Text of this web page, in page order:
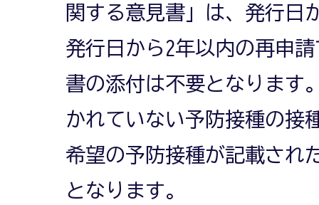
関する意見書」は、発行日
発行日から2年以内の再申
書の添付は不要となります
かれていない予防接種の接
希望の予防接種が記載され
となります。